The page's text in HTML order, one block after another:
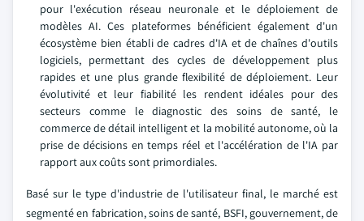
pour l'exécution réseau neuronale et le déploiement de
modèles AI. Ces plateformes bénéficient également d'un
écosystème bien établi de cadres d'IA et de chaînes d'outils
logiciels, permettant des cycles de développement plus
rapides et une plus grande flexibilité de déploiement. Leur
évolutivité et leur fiabilité les rendent idéales pour des
secteurs comme le diagnostic des soins de santé, le
commerce de détail intelligent et la mobilité autonome, où la
prise de décisions en temps réel et l'accélération de l'IA par
rapport aux coûts sont primordiales.
Basé sur le type d'industrie de l'utilisateur final, le marché est
segmenté en fabrication, soins de santé, BSFI, gouvernement, de